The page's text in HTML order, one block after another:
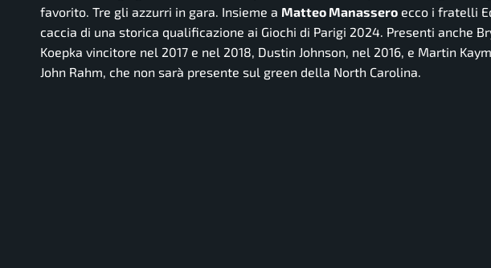
favorito. Tre gli azzurri in gara. Insieme a Matteo Manassero ecco i fratelli
caccia di una storica qualificazione ai Giochi di Parigi 2024. Presenti anche
Koepka vincitore nel 2017 e nel 2018, Dustin Johnson, nel 2016, e Martin
John Rahm, che non sarà presente sul green della North Carolina.